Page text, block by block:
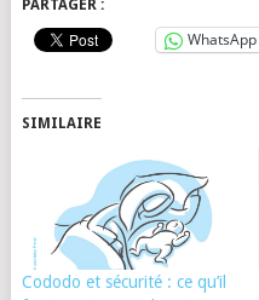
PARTAGER :
WhatsApp
SIMILAIRE
Cododo et sécurité : ce qu’il